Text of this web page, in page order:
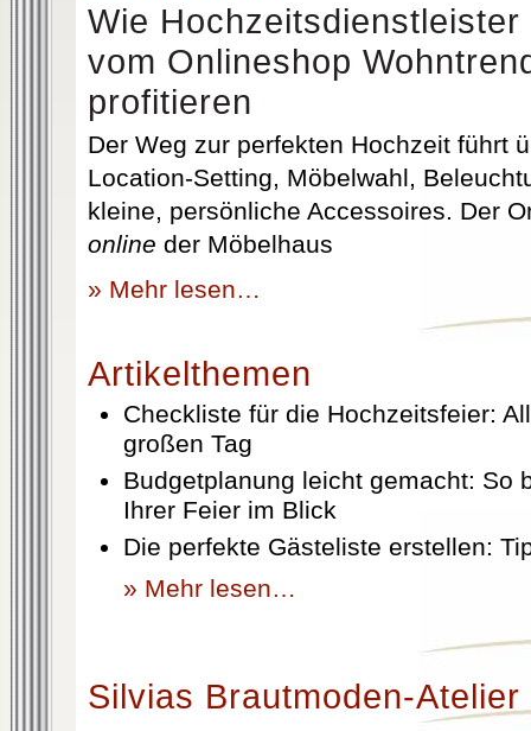
Wie
vom Onlineshop
profitieren
Der Weg zur perfekten Hochzeit führt
Location-Setting, Möbelwahl,
kleine, persönliche Accessoires. Der
online der Möbelhaus
» Mehr lesen…
Artikelthemen
Checkliste für die Hochzeitsfeier:
großen Tag
Budgetplanung leicht gemacht: So
Ihrer Feier im Blick
Die perfekte Gästeliste erstellen:
» Mehr lesen…
Silvias Brautmoden-Atelier